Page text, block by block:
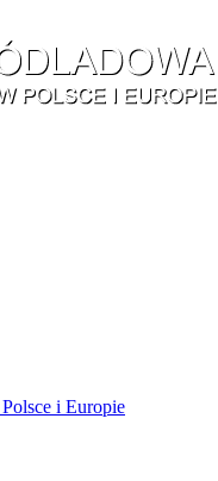
i Europie